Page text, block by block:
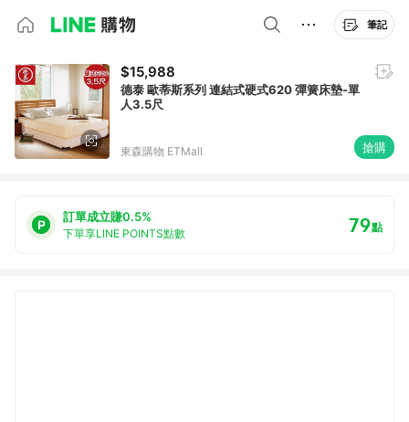
筆記
$15,988
德泰 歐蒂斯系列 連結式硬式620 彈簧床墊-單
人3.5尺
東森購物 ETMall 搶購
訂單成立賺0.5%
下單享LINE POINTS點數 79點